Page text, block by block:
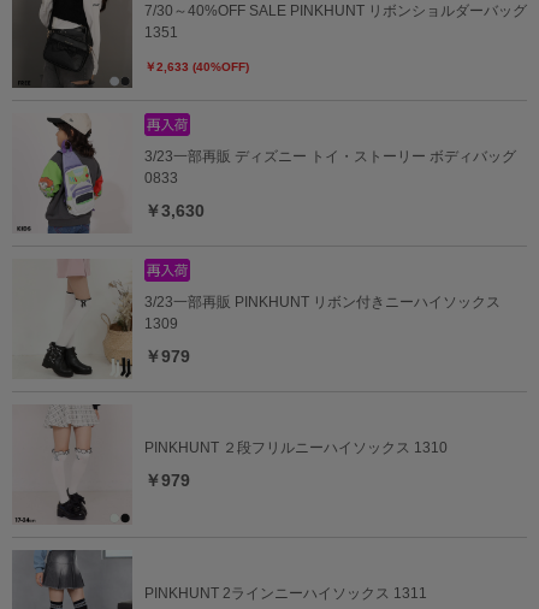
7/30～40%OFF SALE PINKHUNT リボンショルダーバッグ
1351
￥2,633 (40%OFF)
3/23一部再販 ディズニー トイ・ストーリー ボディバッグ
0833
￥3,630
3/23一部再販 PINKHUNT リボン付きニーハイソックス
1309
￥979
PINKHUNT ２段フリルニーハイソックス 1310
￥979
PINKHUNT 2ラインニーハイソックス 1311